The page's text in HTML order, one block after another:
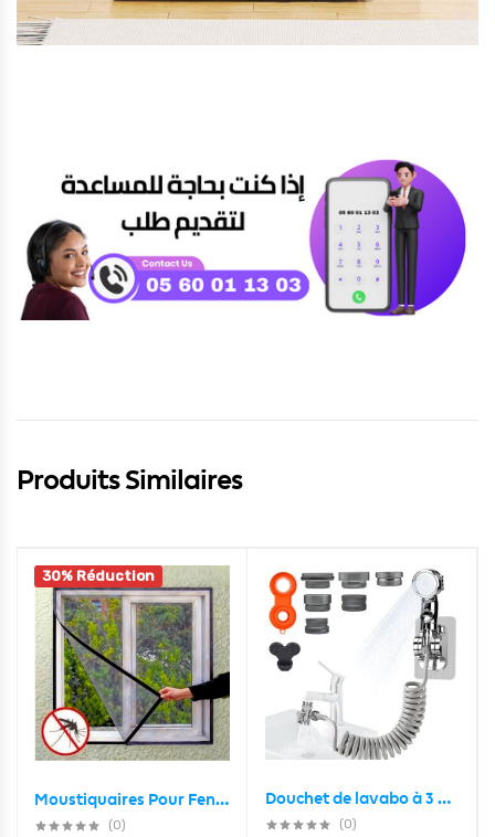
Produits Similaires
30% Réduction
Moustiquaires Pour Fenêtre Avec Fixation 1.4 × 1.2 M
(0)
Douchet de lavabo à 3 Modes réglables télescopique
(0)